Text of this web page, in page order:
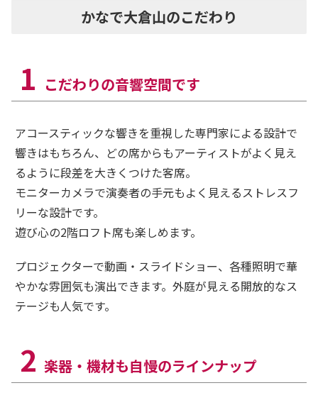
かなで大倉山のこだわり
1 こだわりの音響空間です
アコースティックな響きを重視した専門家による設計で
響きはもちろん、どの席からもアーティストがよく見え
るように段差を大きくつけた客席。
モニターカメラで演奏者の手元もよく見えるストレスフ
リーな設計です。
遊び心の2階ロフト席も楽しめます。
プロジェクターで動画・スライドショー、各種照明で華
やかな雰囲気も演出できます。外庭が見える開放的なス
テージも人気です。
2 楽器・機材も自慢のラインナップ